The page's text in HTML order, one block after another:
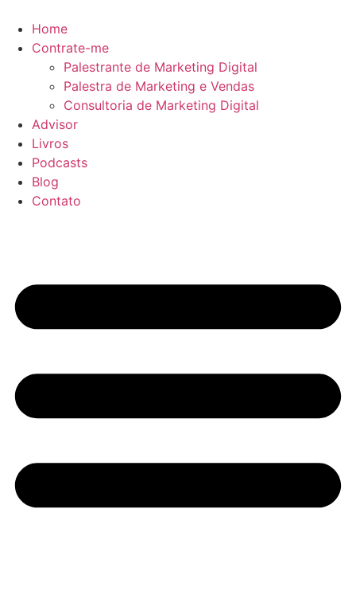
para
conteúdo
Home
Contrate-me
Palestrante de Marketing Digital
Palestra de Marketing e Vendas
Consultoria de Marketing Digital
Advisor
Livros
Podcasts
Blog
Contato